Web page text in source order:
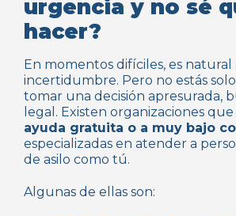
urgencia y no sé
hacer?
En momentos difíciles, es natural
incertidumbre. Pero no estás
tomar una decisión apresurada,
legal. Existen organizaciones
ayuda gratuita o a muy bajo
especializadas en atender a
de asilo como tú.
Algunas de ellas son: